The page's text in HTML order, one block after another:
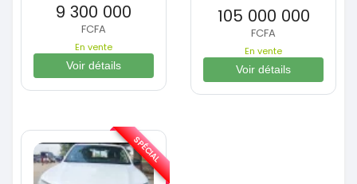
9 300 000
FCFA
En vente
Voir détails
105 000 000
FCFA
En vente
Voir détails
SPÉCIAL